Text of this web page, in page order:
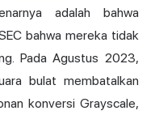
adalah bahwa
bahwa mereka tidak
Pada Agustus 2023,
bulat membatalkan
konversi Grayscale,